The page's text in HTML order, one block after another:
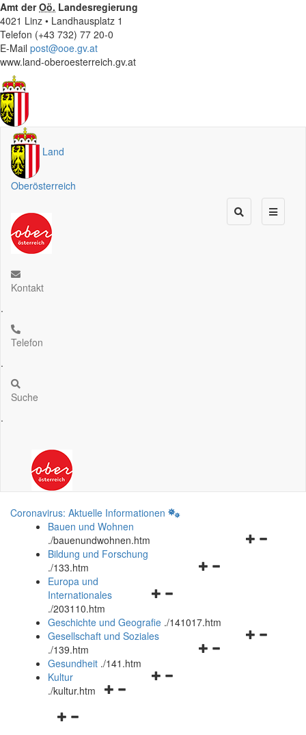
Amt derOö. Landesregierung
4021 Linz • Landhausplatz 1
Telefon (+43 732) 77 20-0
E-Mail post@ooe.gv.at
www.land-oberoesterreich.gv.at
Land
Oberösterreich
Kontakt
.
Telefon
.
Suche
.
Coronavirus: Aktuelle Informationen
Bauen und Wohnen
./bauenundwohnen.htm
Navigationsmenü
Bildung und Forschung
./133.htm
Navigationsmenü
und
schließen
Europa und
Internationales
./203110.htm
Geschichte und Geografie ./141017.htm
Navigationsmenü
Gesellschaft und Soziales
./139.htm
Navigationsmenü
Gesundheit ./141.htm
Navigationsmenü
Kultur
./kultur.htm
Navigationsmenü